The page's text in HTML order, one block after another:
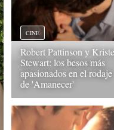
CINE
Robert Pattinson y
Stewart: los besos más
apasionados en el rodaje
de 'Amanecer'